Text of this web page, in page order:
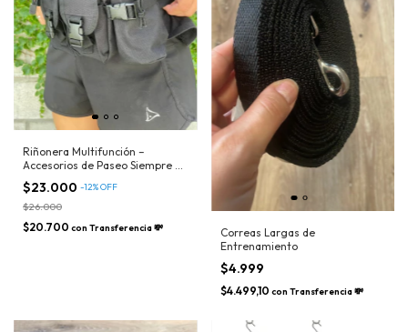
Riñonera Multifunción –
Accesorios de Paseo Siempre a
Mano
$23.000 -12%OFF
$26.000
$20.700 con Transferencia 💸
Correas Largas de
Entrenamiento
$4.999
$4.499,10 con Transferencia 💸